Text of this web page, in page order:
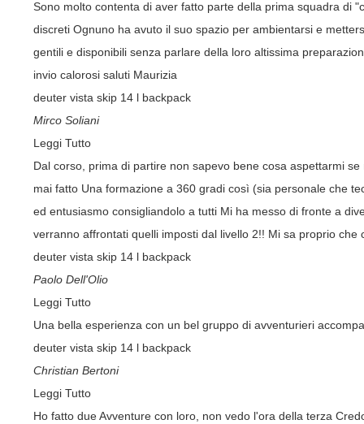
Sono molto contenta di aver fatto parte della prima squadra di
discreti Ognuno ha avuto il suo spazio per ambientarsi e
gentili e disponibili senza parlare della loro altissima
invio calorosi saluti Maurizia
deuter vista skip 14 l backpack
Mirco Soliani
Leggi Tutto
Dal corso, prima di partire non sapevo bene cosa aspettarmi
mai fatto Una formazione a 360 gradi così (sia personale che
ed entusiasmo consigliandolo a tutti Mi ha messo di fronte a
verranno affrontati quelli imposti dal livello 2!! Mi sa proprio che
deuter vista skip 14 l backpack
Paolo Dell'Olio
Leggi Tutto
Una bella esperienza con un bel gruppo di avventurieri
deuter vista skip 14 l backpack
Christian Bertoni
Leggi Tutto
Ho fatto due Avventure con loro, non vedo l'ora della terza